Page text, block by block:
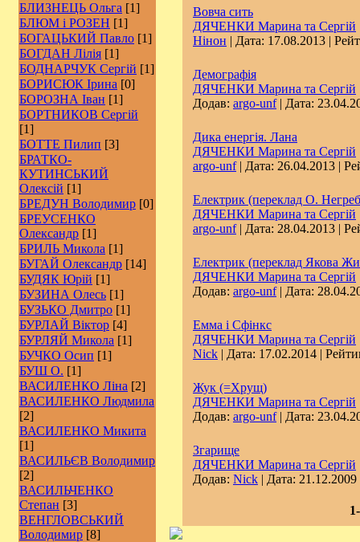
БЛИЗНЕЦЬ Ольга [1]
БЛЮМ і РОЗЕН [1]
БОГАЦЬКИЙ Павло [1]
БОГДАН Лілія [1]
БОДНАРЧУК Сергій [1]
БОРИСЮК Ірина [0]
БОРОЗНА Іван [1]
БОРТНИКОВ Сергій
[1]
БОТТЕ Пилип [3]
БРАТКО-
КУТИНСЬКИЙ
Олексій [1]
БРЕДУН Володимир [0]
БРЕУСЕНКО
Олександр [1]
БРИЛЬ Микола [1]
БУГАЙ Олександр [14]
БУДЯК Юрій [1]
БУЗИНА Олесь [1]
БУЗЬКО Дмитро [1]
БУРЛАЙ Віктор [4]
БУРЛЯЙ Микола [1]
БУЧКО Осип [1]
БУШ О. [1]
ВАСИЛЕНКО Ліна [2]
ВАСИЛЕНКО Людмила
[2]
ВАСИЛЕНКО Микита
[1]
ВАСИЛЬЄВ Володимир
[2]
ВАСИЛЬЧЕНКО
Степан [3]
ВЕНГЛОВСЬКИЙ
Володимир [8]
Вовча сить
ДЯЧЕНКИ Марина та Сергій
Нінон | Дата: 17.08.2013 |
Демографія
ДЯЧЕНКИ Марина та Сергій
Додав: argo-unf| Дата:
Дика енергія. Лана
ДЯЧЕНКИ Марина та Сергій
argo-unf| Дата: 26.04.2013 |
Електрик (переклад О.
ДЯЧЕНКИ Марина та Сергій
argo-unf| Дата: 28.04.2013 |
Електрик (переклад Якова
ДЯЧЕНКИ Марина та Сергій
Додав: argo-unf| Дата:
Емма і Сфінкс
ДЯЧЕНКИ Марина та Сергій
Nick | Дата: 17.02.2014 |
Жук (=Хрущ)
ДЯЧЕНКИ Марина та Сергій
Додав: argo-unf| Дата:
Згарище
ДЯЧЕНКИ Марина та Сергій
Додав: Nick | Дата: 21.12.2009